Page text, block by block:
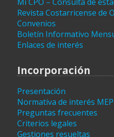
Revista Costarricense de
Convenios
Boletín Informativo
Enlaces de interés
Incorporación
Presentación
Normativa de interés MEP
Preguntas frecuentes
Criterios legales
Gestiones resueltas